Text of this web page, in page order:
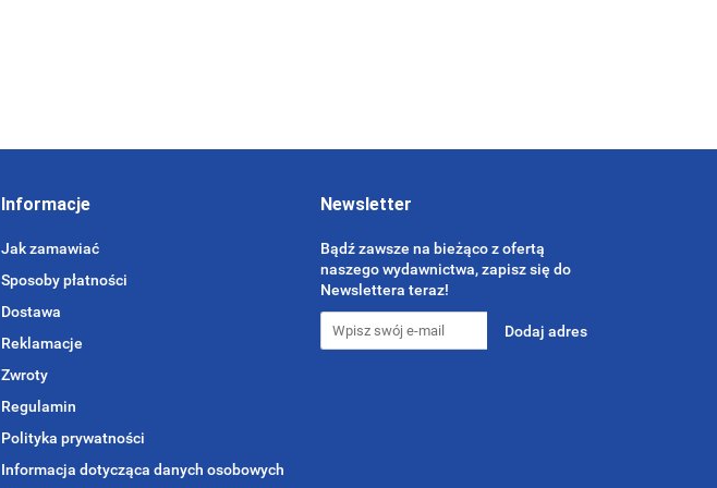
Informacje
Jak zamawiać
Sposoby płatności
Dostawa
Reklamacje
Zwroty
Regulamin
Polityka prywatności
Informacja dotycząca danych osobowych
Newsletter
Bądź zawsze na bieżąco z ofertą
naszego wydawnictwa, zapisz się do
Newslettera teraz!